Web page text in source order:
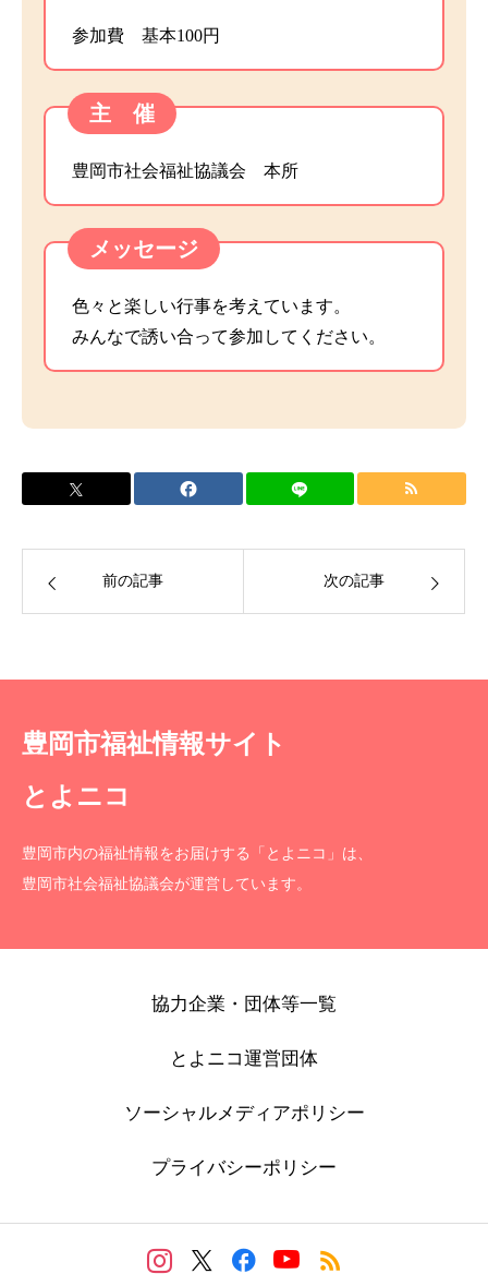
参加費 基本100円
主 催
豊岡市社会福祉協議会 本所
メッセージ
色々と楽しい行事を考えています。
みんなで誘い合って参加してください。
前の記事 次の記事
豊岡市福祉情報サイト
とよニコ
豊岡市内の福祉情報をお届けする「とよニコ」は、
豊岡市社会福祉協議会が運営しています。
協力企業・団体等一覧
とよニコ運営団体
ソーシャルメディアポリシー
プライバシーポリシー